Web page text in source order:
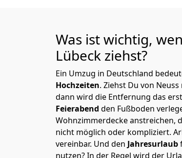
Was ist wichtig,
Lübeck ziehst?
Ein Umzug in Deutschland
Hochzeiten. Ziehst Du von
dann wird die Entfernung das
Feierabend den Fußboden
Wohnzimmerdecke anstreichen,
nicht möglich oder kompliziert.
vereinbar. Und den Jahresurlaub
nutzen? In der Regel wird der